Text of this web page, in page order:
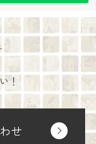
！
せ